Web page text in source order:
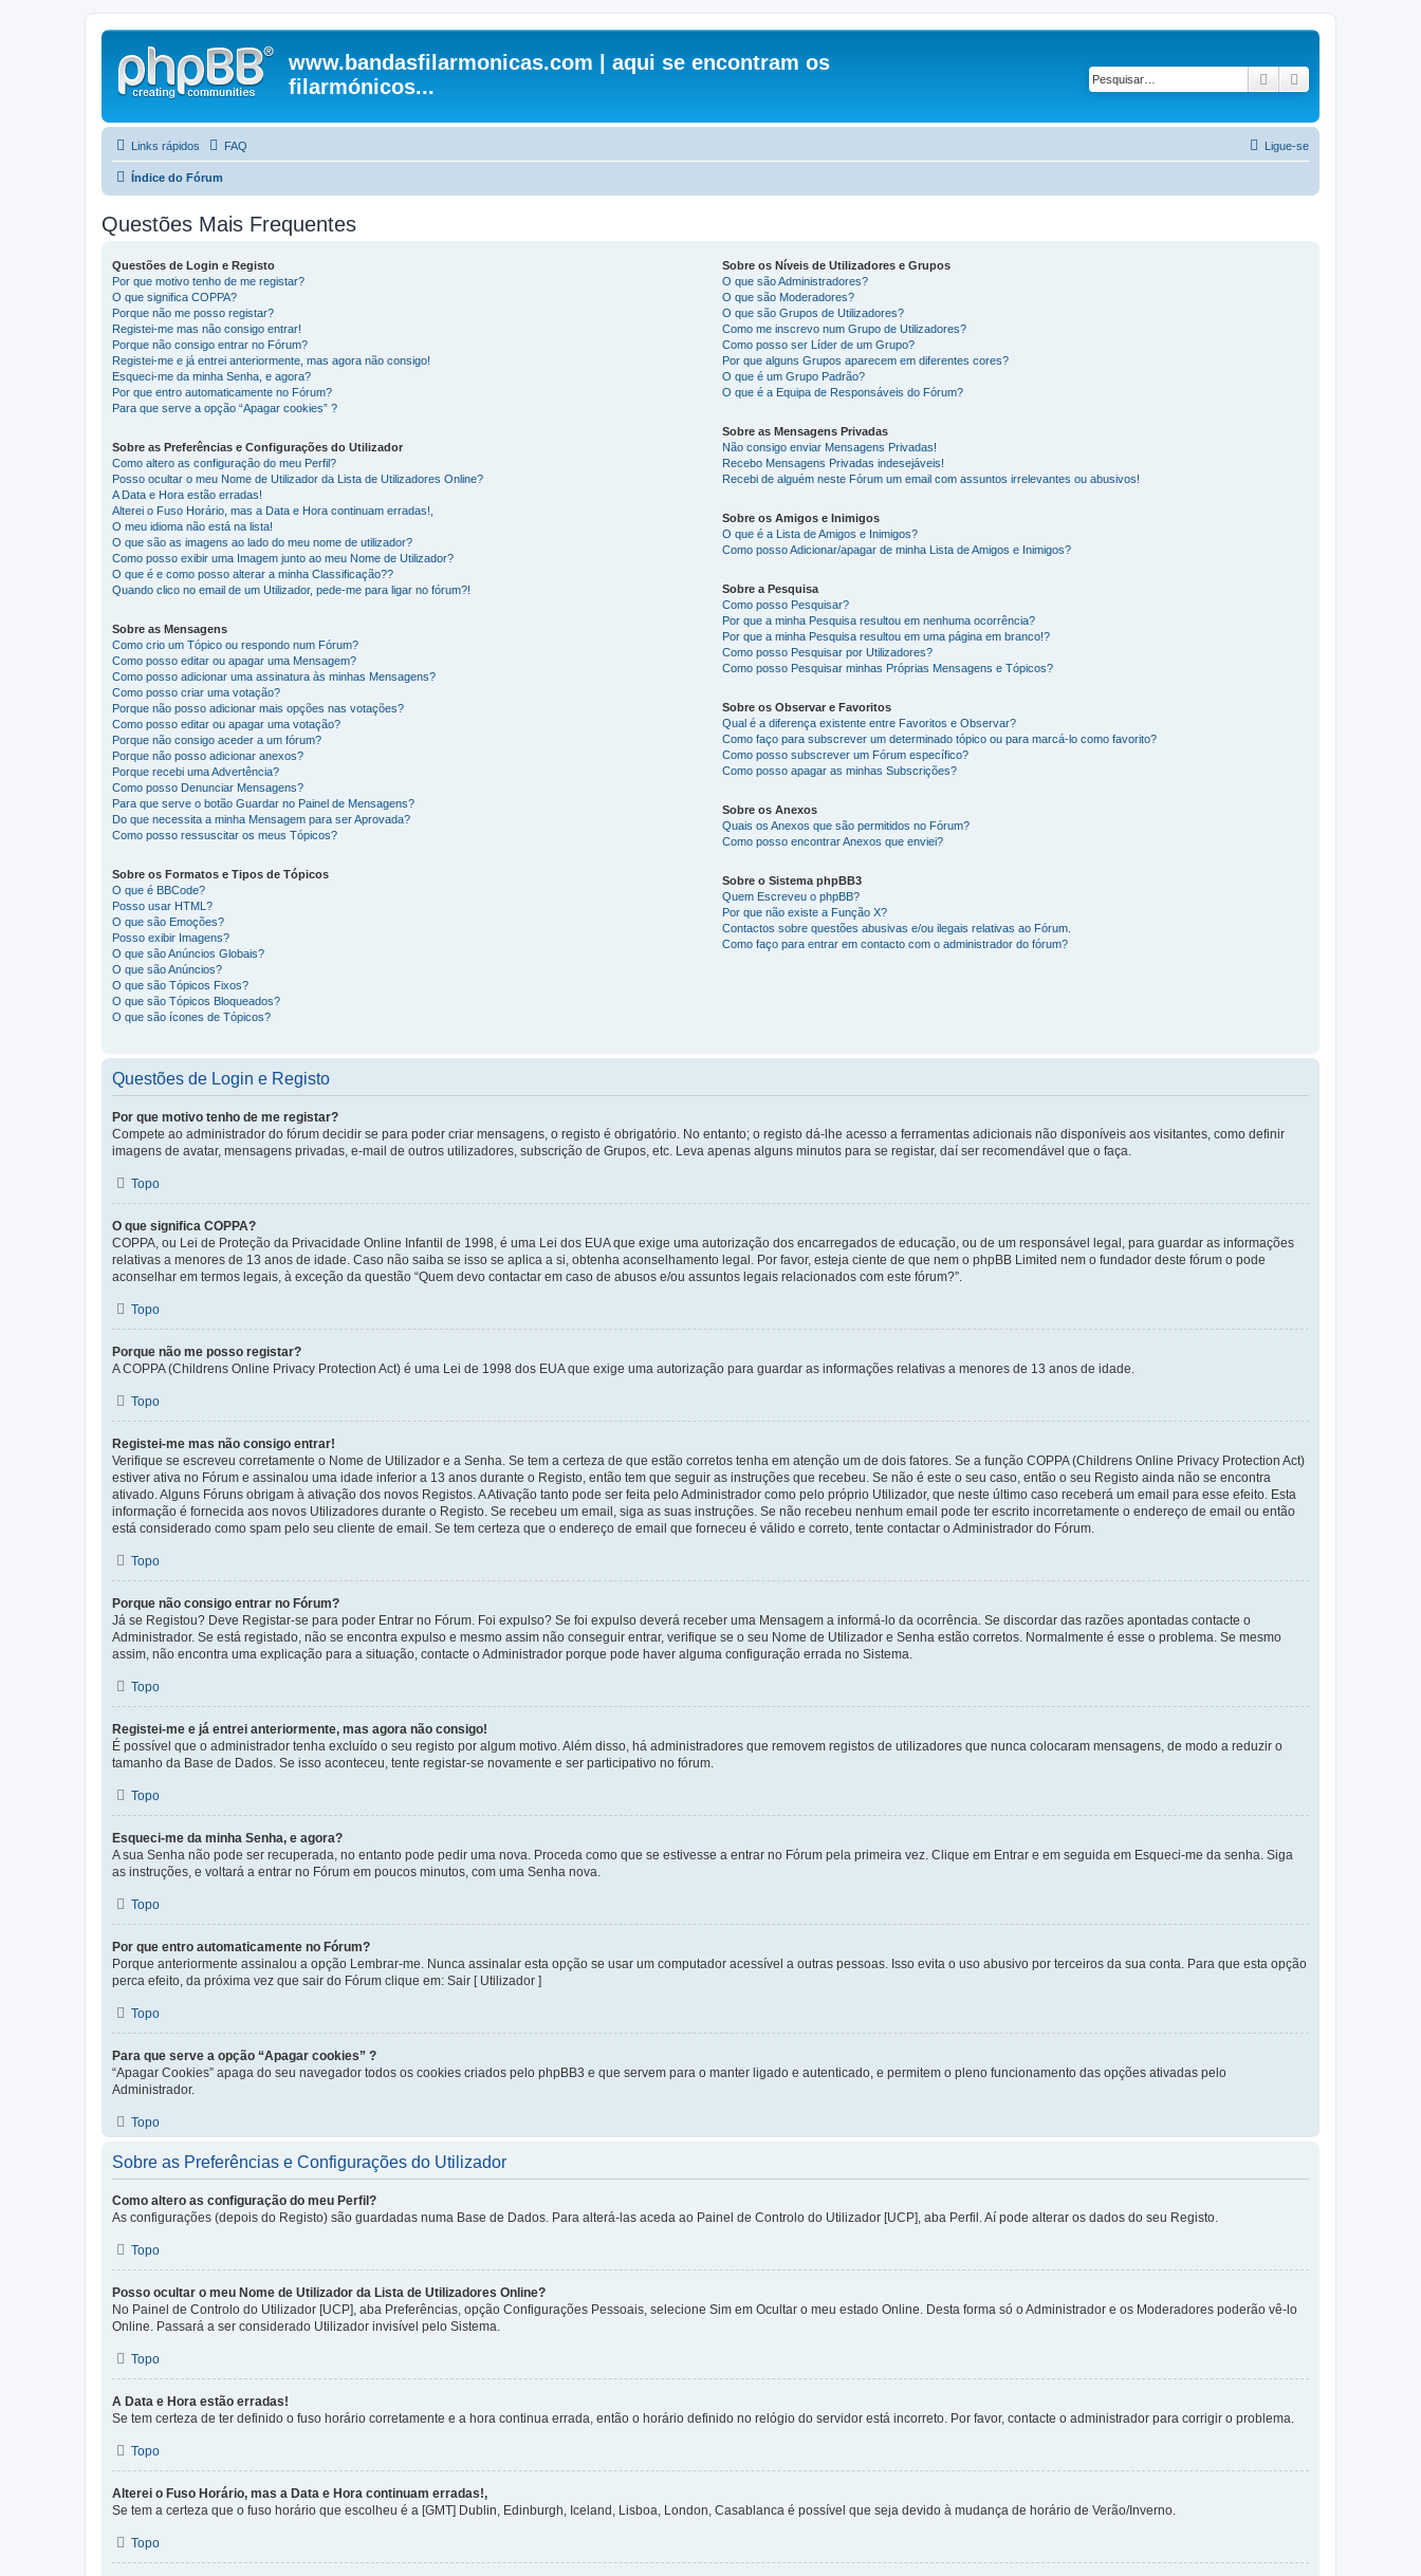
www.bandasfilarmonicas.com | aqui se encontram os
filarmónicos...
Pesquisar
Links rápidos FAQ Ligue-se
Índice do Fórum
Questões Mais Frequentes
Questões de Login e Registo
Por que motivo tenho de me registar?
O que significa COPPA?
Porque não me posso registar?
Registei-me mas não consigo entrar!
Porque não consigo entrar no Fórum?
Registei-me e já entrei anteriormente, mas agora não consigo!
Esqueci-me da minha Senha, e agora?
Por que entro automaticamente no Fórum?
Para que serve a opção “Apagar cookies” ?
Sobre as Preferências e Configurações do Utilizador
Como altero as configuração do meu Perfil?
Posso ocultar o meu Nome de Utilizador da Lista de Utilizadores Online?
A Data e Hora estão erradas!
Alterei o Fuso Horário, mas a Data e Hora continuam erradas!,
O meu idioma não está na lista!
O que são as imagens ao lado do meu nome de utilizador?
Como posso exibir uma Imagem junto ao meu Nome de Utilizador?
O que é e como posso alterar a minha Classificação??
Quando clico no email de um Utilizador, pede-me para ligar no fórum?!
Sobre as Mensagens
Como crio um Tópico ou respondo num Fórum?
Como posso editar ou apagar uma Mensagem?
Como posso adicionar uma assinatura às minhas Mensagens?
Como posso criar uma votação?
Porque não posso adicionar mais opções nas votações?
Como posso editar ou apagar uma votação?
Porque não consigo aceder a um fórum?
Porque não posso adicionar anexos?
Porque recebi uma Advertência?
Como posso Denunciar Mensagens?
Para que serve o botão Guardar no Painel de Mensagens?
Do que necessita a minha Mensagem para ser Aprovada?
Como posso ressuscitar os meus Tópicos?
Sobre os Formatos e Tipos de Tópicos
O que é BBCode?
Posso usar HTML?
O que são Emoções?
Posso exibir Imagens?
O que são Anúncios Globais?
O que são Anúncios?
O que são Tópicos Fixos?
O que são Tópicos Bloqueados?
O que são ícones de Tópicos?
Sobre os Níveis de Utilizadores e Grupos
O que são Administradores?
O que são Moderadores?
O que são Grupos de Utilizadores?
Como me inscrevo num Grupo de Utilizadores?
Como posso ser Líder de um Grupo?
Por que alguns Grupos aparecem em diferentes cores?
O que é um Grupo Padrão?
O que é a Equipa de Responsáveis do Fórum?
Sobre as Mensagens Privadas
Não consigo enviar Mensagens Privadas!
Recebo Mensagens Privadas indesejáveis!
Recebi de alguém neste Fórum um email com assuntos irrelevantes ou abusivos!
Sobre os Amigos e Inimigos
O que é a Lista de Amigos e Inimigos?
Como posso Adicionar/apagar de minha Lista de Amigos e Inimigos?
Sobre a Pesquisa
Como posso Pesquisar?
Por que a minha Pesquisa resultou em nenhuma ocorrência?
Por que a minha Pesquisa resultou em uma página em branco!?
Como posso Pesquisar por Utilizadores?
Como posso Pesquisar minhas Próprias Mensagens e Tópicos?
Sobre os Observar e Favoritos
Qual é a diferença existente entre Favoritos e Observar?
Como faço para subscrever um determinado tópico ou para marcá-lo como favorito?
Como posso subscrever um Fórum específico?
Como posso apagar as minhas Subscrições?
Sobre os Anexos
Quais os Anexos que são permitidos no Fórum?
Como posso encontrar Anexos que enviei?
Sobre o Sistema phpBB3
Quem Escreveu o phpBB?
Por que não existe a Função X?
Contactos sobre questões abusivas e/ou ilegais relativas ao Fórum.
Como faço para entrar em contacto com o administrador do fórum?
Questões de Login e Registo
Por que motivo tenho de me registar?
Compete ao administrador do fórum decidir se para poder criar mensagens, o registo é obrigatório. No entanto; o registo dá-lhe acesso a ferramentas adicionais não disponíveis aos visitantes, como definir
imagens de avatar, mensagens privadas, e-mail de outros utilizadores, subscrição de Grupos, etc. Leva apenas alguns minutos para se registar, daí ser recomendável que o faça.
Topo
O que significa COPPA?
COPPA, ou Lei de Proteção da Privacidade Online Infantil de 1998, é uma Lei dos EUA que exige uma autorização dos encarregados de educação, ou de um responsável legal, para guardar as informações
relativas a menores de 13 anos de idade. Caso não saiba se isso se aplica a si, obtenha aconselhamento legal. Por favor, esteja ciente de que nem o phpBB Limited nem o fundador deste fórum o pode
aconselhar em termos legais, à exceção da questão “Quem devo contactar em caso de abusos e/ou assuntos legais relacionados com este fórum?”.
Topo
Porque não me posso registar?
A COPPA (Childrens Online Privacy Protection Act) é uma Lei de 1998 dos EUA que exige uma autorização para guardar as informações relativas a menores de 13 anos de idade.
Topo
Registei-me mas não consigo entrar!
Verifique se escreveu corretamente o Nome de Utilizador e a Senha. Se tem a certeza de que estão corretos tenha em atenção um de dois fatores. Se a função COPPA (Childrens Online Privacy Protection Act)
estiver ativa no Fórum e assinalou uma idade inferior a 13 anos durante o Registo, então tem que seguir as instruções que recebeu. Se não é este o seu caso, então o seu Registo ainda não se encontra
ativado. Alguns Fóruns obrigam à ativação dos novos Registos. A Ativação tanto pode ser feita pelo Administrador como pelo próprio Utilizador, que neste último caso receberá um email para esse efeito. Esta
informação é fornecida aos novos Utilizadores durante o Registo. Se recebeu um email, siga as suas instruções. Se não recebeu nenhum email pode ter escrito incorretamente o endereço de email ou então
está considerado como spam pelo seu cliente de email. Se tem certeza que o endereço de email que forneceu é válido e correto, tente contactar o Administrador do Fórum.
Topo
Porque não consigo entrar no Fórum?
Já se Registou? Deve Registar-se para poder Entrar no Fórum. Foi expulso? Se foi expulso deverá receber uma Mensagem a informá-lo da ocorrência. Se discordar das razões apontadas contacte o
Administrador. Se está registado, não se encontra expulso e mesmo assim não conseguir entrar, verifique se o seu Nome de Utilizador e Senha estão corretos. Normalmente é esse o problema. Se mesmo
assim, não encontra uma explicação para a situação, contacte o Administrador porque pode haver alguma configuração errada no Sistema.
Topo
Registei-me e já entrei anteriormente, mas agora não consigo!
É possível que o administrador tenha excluído o seu registo por algum motivo. Além disso, há administradores que removem registos de utilizadores que nunca colocaram mensagens, de modo a reduzir o
tamanho da Base de Dados. Se isso aconteceu, tente registar-se novamente e ser participativo no fórum.
Topo
Esqueci-me da minha Senha, e agora?
A sua Senha não pode ser recuperada, no entanto pode pedir uma nova. Proceda como que se estivesse a entrar no Fórum pela primeira vez. Clique em Entrar e em seguida em Esqueci-me da senha. Siga
as instruções, e voltará a entrar no Fórum em poucos minutos, com uma Senha nova.
Topo
Por que entro automaticamente no Fórum?
Porque anteriormente assinalou a opção Lembrar-me. Nunca assinalar esta opção se usar um computador acessível a outras pessoas. Isso evita o uso abusivo por terceiros da sua conta. Para que esta opção
perca efeito, da próxima vez que sair do Fórum clique em: Sair [ Utilizador ]
Topo
Para que serve a opção “Apagar cookies” ?
“Apagar Cookies” apaga do seu navegador todos os cookies criados pelo phpBB3 e que servem para o manter ligado e autenticado, e permitem o pleno funcionamento das opções ativadas pelo
Administrador.
Topo
Sobre as Preferências e Configurações do Utilizador
Como altero as configuração do meu Perfil?
As configurações (depois do Registo) são guardadas numa Base de Dados. Para alterá-las aceda ao Painel de Controlo do Utilizador [UCP], aba Perfil. Aí pode alterar os dados do seu Registo.
Topo
Posso ocultar o meu Nome de Utilizador da Lista de Utilizadores Online?
No Painel de Controlo do Utilizador [UCP], aba Preferências, opção Configurações Pessoais, selecione Sim em Ocultar o meu estado Online. Desta forma só o Administrador e os Moderadores poderão vê-lo
Online. Passará a ser considerado Utilizador invisível pelo Sistema.
Topo
A Data e Hora estão erradas!
Se tem certeza de ter definido o fuso horário corretamente e a hora continua errada, então o horário definido no relógio do servidor está incorreto. Por favor, contacte o administrador para corrigir o problema.
Topo
Alterei o Fuso Horário, mas a Data e Hora continuam erradas!,
Se tem a certeza que o fuso horário que escolheu é a [GMT] Dublin, Edinburgh, Iceland, Lisboa, London, Casablanca é possível que seja devido à mudança de horário de Verão/Inverno.
Topo